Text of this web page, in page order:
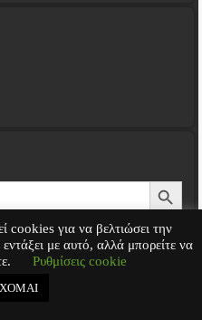
Search Button
Macbook Service Περιφερειακά
cookies για να βελτιώσει την
με αυτό, αλλά μπορείτε να
Ρυθμίσεις cookie